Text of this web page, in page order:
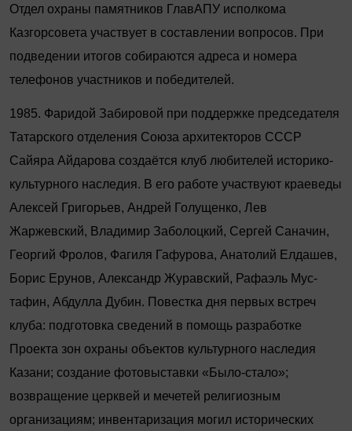
Отдел охраны памятников ГлавАПУ исполкома
Казгорсовета участвует в составлении вопросов. При
подведении итогов собираются адреса и номера
телефонов участников и победителей.
1985. Фаридой Забировой при поддержке председателя
Татарского отделения Союза архитекторов СССР
Сайяра Айдарова создаётся клуб любителей историко-
культурного наследия. В его работе участвуют краеведы
Алексей Григорьев, Андрей Голущенко, Лев
Жаржевский, Владимир Заболоцкий, Сергей Саначин,
Георгий Фролов, Фагиля Гафурова, Анатолий Елдашев,
Борис Ерунов, Александр Журавский, Рафаэль Мус­
тафин, Абдулла Дубин. Повестка дня первых встреч
клуба: подготовка сведений в помощь разработке
Проекта зон охраны объектов культурного наследия
Казани; создание фотовыставки «Было-стало»;
возвращение церквей и мечетей религиозным
организациям; инвентаризация могил исторических